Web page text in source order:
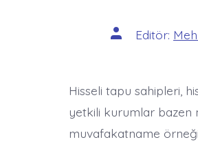
Yazının
yazarı
Editör:
Hisseli tapu sahipleri,
yetkili kurumlar bazen
muvafakatname